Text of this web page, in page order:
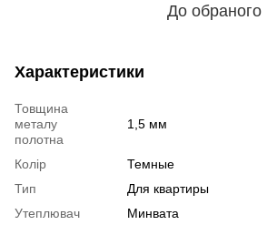
До обраного
Характеристики
Товщина
металу
полотна
1,5 мм
Колір
Темные
Тип
Для квартиры
Утеплювач
Минвата